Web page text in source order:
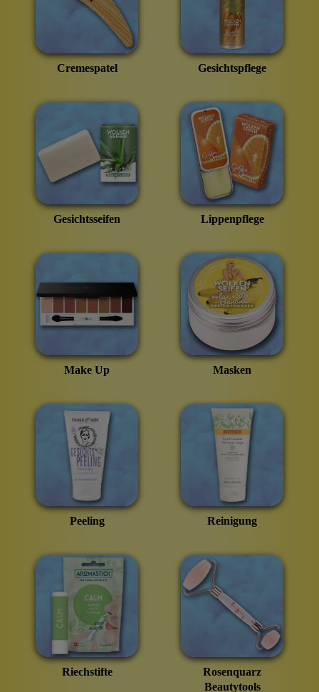
Cremespatel Gesichtspflege
Gesichtsseifen Lippenpflege
Make Up Masken
Peeling Reinigung
Riechstifte
Rosenquarz
Beautytools